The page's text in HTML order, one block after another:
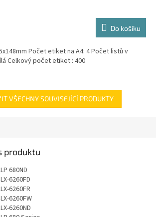
Do košíku
Počet etiket na A4: 4 Počet listů v
Celkový počet etiket : 400
VŠECHNY SOUVISEJÍCÍ PRODUKTY
produktu
680ND
6260FD
6260FR
6260FW
6260ND